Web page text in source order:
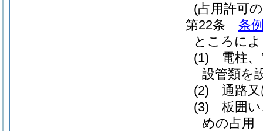
(占用許可
第22条
条
ところに
(1)
電柱
設管類を
(2)
通路
(3)
板囲
めの占用